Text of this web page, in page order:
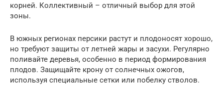
корней. Коллективный – отличный выбор для этой
зоны.
В южных регионах персики растут и плодоносят хорошо,
но требуют защиты от летней жары и засухи. Регулярно
поливайте деревья, особенно в период формирования
плодов. Защищайте крону от солнечных ожогов,
используя специальные сетки или побелку стволов.